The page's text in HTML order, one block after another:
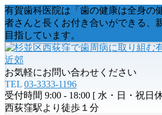
有賀歯科医院は「歯の健康は全身の
者さんと長くお付き合いができる、
目指しています。
お気軽にお問い合わせください
TEL 03-3333-1196
受付時間 9:00 - 18:00 [ 水・日・祝日
西荻窪駅より徒歩１分